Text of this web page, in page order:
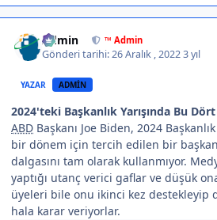
Admin ™ Admin
Gönderi tarihi:26 Aralık , 20223 yıl
YAZAR ADMIN
2024'teki Başkanlık Yarışında Bu
ABD Başkanı Joe Biden, 2024
bir dönem için tercih edilen bir
dalgasını tam olarak kullanmıyor.
yaptığı utanç verici gaflar ve düşük
üyeleri bile onu ikinci kez destekleyip
hala karar veriyorlar.